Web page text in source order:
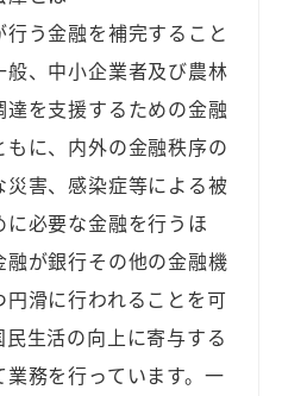
う金融を補完すること
、中小企業者及び農林
を支援するための金融
に、内外の金融秩序の
害、感染症等による被
必要な金融を行うほ
が銀行その他の金融機
滑に行われることを可
生活の向上に寄与する
務を行っています。一